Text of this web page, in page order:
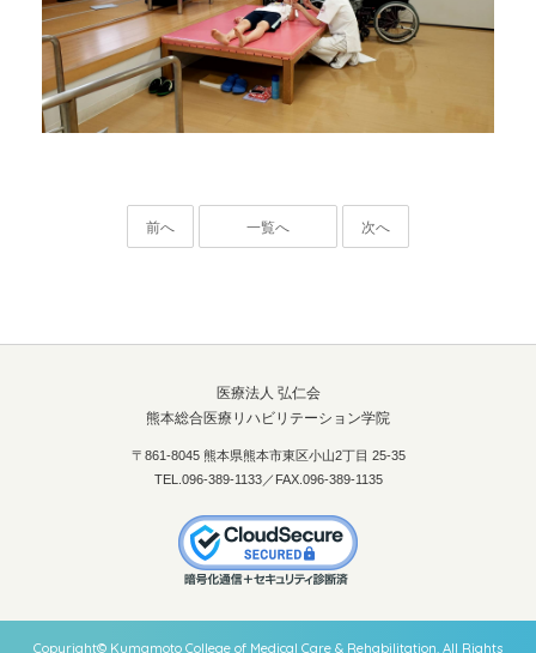
前へ 一覧へ 次へ
医療法人 弘仁会
熊本総合医療リハビリテーション学院
〒861-8045 熊本県熊本市東区小山2丁目 25-35
TEL.096-389-1133／FAX.096-389-1135
Copyright© Kumamoto College of Medical Care & Rehabilitation. All Rights